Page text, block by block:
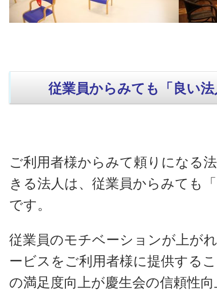
従業員からみても「良い
ご利用者様からみて頼りになる
きる法人は、従業員からみても
です。
従業員のモチベーションが上が
ービスをご利用者様に提供する
の満足度向上が慶生会の信頼性